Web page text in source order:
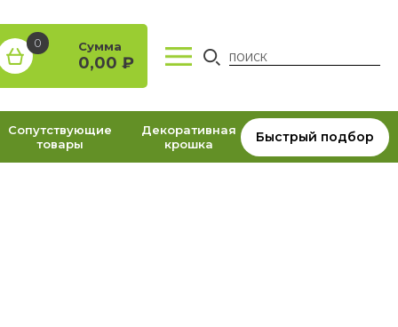
0 Сумма
0,00₽
Сопутствующие
товары
Декоративная
крошка
Быстрый подбор